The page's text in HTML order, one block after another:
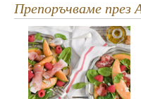
Препоръчваме през